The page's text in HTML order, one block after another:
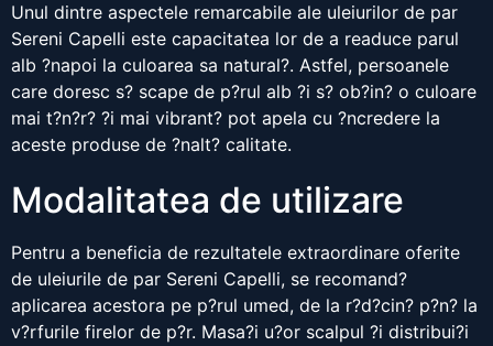
Unul dintre aspectele remarcabile ale uleiurilor de par
Sereni Capelli este capacitatea lor de a readuce parul
alb ?napoi la culoarea sa natural?. Astfel, persoanele
care doresc s? scape de p?rul alb ?i s? ob?in? o culoare
mai t?n?r? ?i mai vibrant? pot apela cu ?ncredere la
aceste produse de ?nalt? calitate.
Modalitatea de utilizare
Pentru a beneficia de rezultatele extraordinare oferite
de uleiurile de par Sereni Capelli, se recomand?
aplicarea acestora pe p?rul umed, de la r?d?cin? p?n? la
v?rfurile firelor de p?r. Masa?i u?or scalpul ?i distribui?i